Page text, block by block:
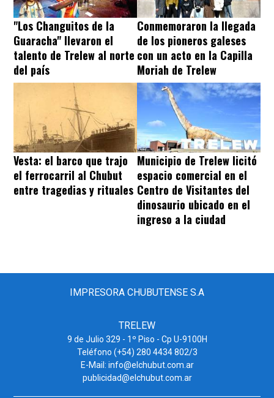
"Los Changuitos de la
Guaracha" llevaron el
talento de Trelew al norte
del país
Conmemoraron la llegada
de los pioneros galeses
con un acto en la Capilla
Moriah de Trelew
Vesta: el barco que trajo
el ferrocarril al Chubut
entre tragedias y rituales
Municipio de Trelew licitó
espacio comercial en el
Centro de Visitantes del
dinosaurio ubicado en el
ingreso a la ciudad
IMPRESORA CHUBUTENSE S.A
TRELEW
9 de Julio 329 - 1º Piso - Cp U-9100H
Teléfono (+54) 280 4434 802/3
E-Mail: info@elchubut.com.ar
publicidad@elchubut.com.ar